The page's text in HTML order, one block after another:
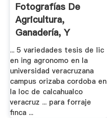
Fotografías De
Agricultura,
Ganadería, Y
Naturaleza
... 5 variedades tesis de lic
en ing agronomo en la
universidad veracruzana
campus orizaba cordoba en
la loc de calcahualco
veracruz ... para forraje
finca ...